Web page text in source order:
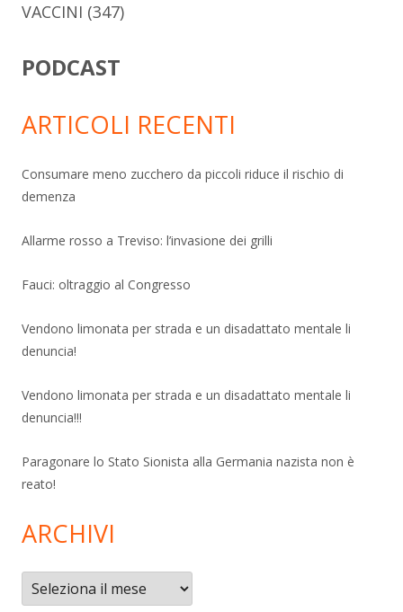
VACCINI (347)
PODCAST
ARTICOLI RECENTI
Consumare meno zucchero da piccoli riduce il rischio di
demenza
Allarme rosso a Treviso: l’invasione dei grilli
Fauci: oltraggio al Congresso
Vendono limonata per strada e un disadattato mentale li
denuncia!
Vendono limonata per strada e un disadattato mentale li
denuncia!!!
Paragonare lo Stato Sionista alla Germania nazista non è
reato!
ARCHIVI
Archivi